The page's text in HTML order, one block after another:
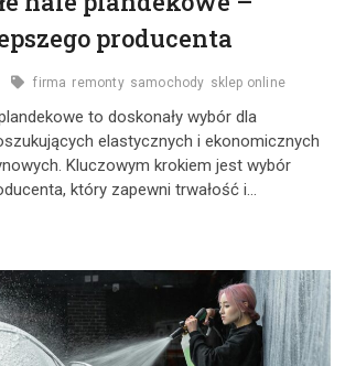
producenta
firma remonty samochody sklep online
to doskonały wybór dla
elastycznych i ekonomicznych
Kluczowym krokiem jest wybór
który zapewni trwałość i…